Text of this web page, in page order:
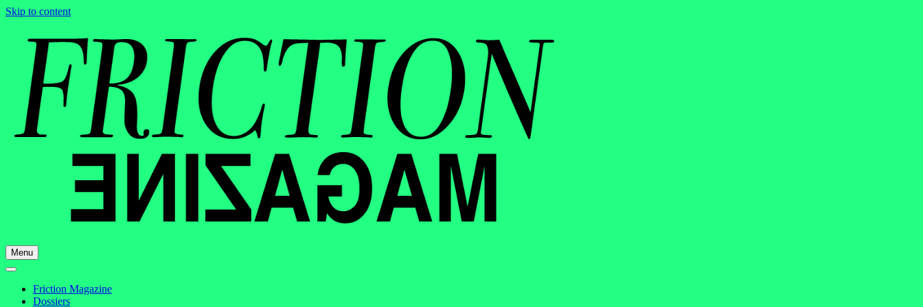
Skip to content
Menu
Friction Magazine
Dossiers